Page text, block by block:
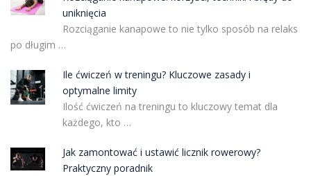
uniknięcia
Rozciąganie kanapowe to nie tylko sposób na relaks
po długim …
Ile ćwiczeń w treningu? Kluczowe zasady i
optymalne limity
Ilość ćwiczeń na treningu to kluczowy temat dla
każdego, kto …
Jak zamontować i ustawić licznik rowerowy?
Praktyczny poradnik